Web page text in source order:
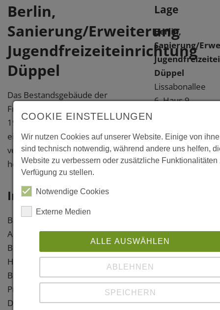
Berlin,
Sanierung/Erweiterung
Jugendfreizeiteinrichtung
Düppel
Das Bestandsgebäude der
Freizeiteinrichtung aus den
1970er Jahrn wurde saniert, mit
einer neuen Holzfassade
versehen und durch einen
hölzernen Anbau erweitert
Information
Baujahr: 2025
Architekt: D/FORM Architekten,
Berlin
Holzbau: Zingelmann Zimmerei,
Berlin
Preise:
Die Einrichtung wurde von der
Lage
Berlin,
Sanierung/
Düppel
Lissabonallee
6, Haus 9
Zehlendorf
Links
https://
uebersicht/
COOKIE EINSTELLUNGEN
Wir nutzen Cookies auf unserer Website. Einige von
sind technisch notwendig, während andere uns helfen,
Website zu verbessern oder zusätzliche Funktionalitäten
Verfügung zu stellen.
Notwendige Cookies
Externe Medien
ALLE AUSWÄHLEN
ABLEHNEN
SPEICHERN